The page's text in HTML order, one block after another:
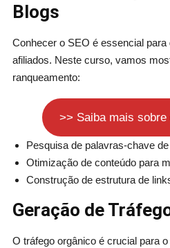
Blogs
Conhecer o SEO é essencial
afiliados. Neste curso, vamos
ranqueamento:
>> Saiba mais
Pesquisa de palavras-chave
Otimização de conteúdo para
Construção de estrutura de
Geração de
O tráfego orgânico é crucial para